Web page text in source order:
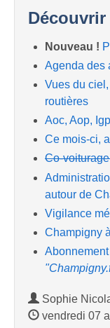
Nouveau !
Agenda des
Vues du
routières
Aoc, Aop,
Ce mois-ci,
Co-
autour de
Vigilance
Champigny
Sophie
vendredi 07